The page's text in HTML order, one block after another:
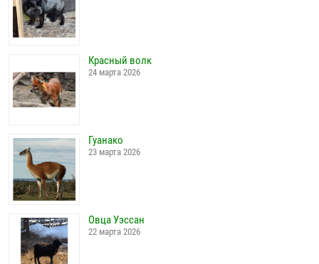
Красный волк
24 марта 2026
Гуанако
23 марта 2026
Овца Уэссан
22 марта 2026